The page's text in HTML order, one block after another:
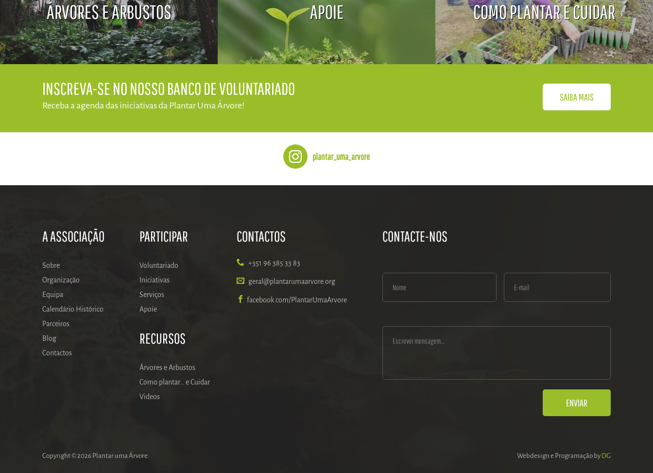
ÁRVORES E ARBUSTOS APOIE COMO PLANTAR E CUIDAR
​INSCREVA-SE NO NOSSO BANCO DE VOLUNTARIADO
Receba a agenda das iniciativas da​ Plantar Uma Árvore!
SAIBA MAIS
plantar_uma_arvore
A ASSOCIAÇÃO
Sobre
Organização
Equipa
Calendário Histórico
Parceiros
Blog
Contactos
PARTICIPAR
Voluntariado
Iniciativas
Serviços
Apoie
RECURSOS
Árvores e Arbustos
Como plantar… e Cuidar
Videos
CONTACTOS
+351 96 385 33 83
geral@plantarumaarvore.org
facebook.com/PlantarUmaArvore
CONTACTE-NOS
Copyright © 2026 Plantar uma Árvore. Webdesign e Programação by DG